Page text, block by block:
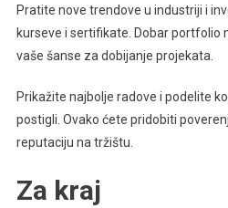
Pratite nove trendove u industriji i
kurseve i sertifikate. Dobar portfolio
vaše šanse za dobijanje projekata.
Prikažite najbolje radove i podelite
postigli. Ovako ćete pridobiti
reputaciju na tržištu.
Za kraj